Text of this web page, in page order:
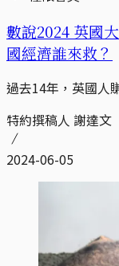
數說2024 英國
國經濟誰來救？
過去14年，英國人
特約撰稿人 謝達文
2024-06-05